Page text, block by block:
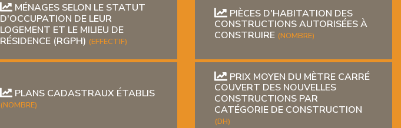
MÉNAGES SELON LE STATUT
D'OCCUPATION DE LEUR
LOGEMENT ET LE MILIEU DE
RÉSIDENCE (RGPH) (EFFECTIF)
PIÈCES D'HABITATION DES
CONSTRUCTIONS AUTORISÉES À
CONSTRUIRE (NOMBRE)
PLANS CADASTRAUX ÉTABLIS
(NOMBRE)
PRIX MOYEN DU MÈTRE CARRÉ
COUVERT DES NOUVELLES
CONSTRUCTIONS PAR
CATÉGORIE DE CONSTRUCTION
(DH)